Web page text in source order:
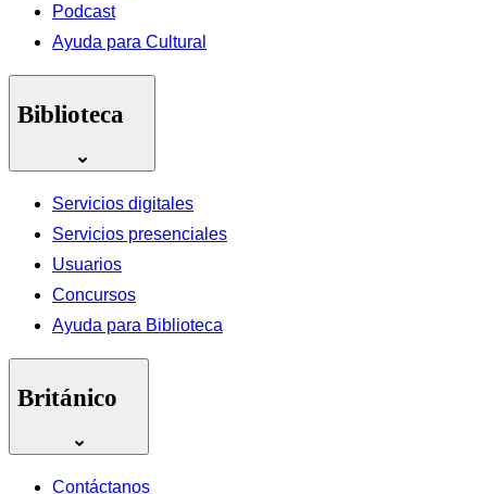
Podcast
Ayuda para Cultural
Biblioteca
Servicios digitales
Servicios presenciales
Usuarios
Concursos
Ayuda para Biblioteca
Británico
Contáctanos